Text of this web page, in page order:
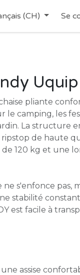
(CH) Se
Uquip
pliante
le camping, les
La structure
ripstop de haute
120 kg et une
ne s'enfonce pas,
stabilité
est facile à
assise